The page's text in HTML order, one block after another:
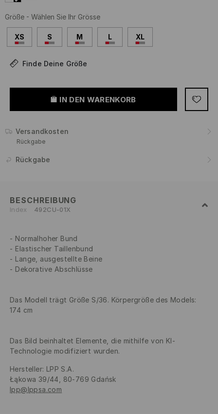
Größe - Wählen Sie Ihr Grösse
XS S M L XL
Finde Deine Größe
IN DEN WARENKORB
Versandkosten
Rückgabe
Rückgabe
BESCHREIBUNG
Index 492CU-01X
Normalhoher Bund
Elastischer Taillenbund
Lange, ausgestellte Beine
Dekorative Abschlüsse
Das Modell trägt Größe S/36. Körpergröße des Models:
174 cm
Das Bild beinhaltet Elemente, die mithilfe von KI-
Technologie modifiziert wurden.
Hersteller: LPP S.A.
Łąkowa 39/44, 80-769 Gdańsk
lpp@lppsa.com